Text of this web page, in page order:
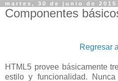
martes, 30 de junio de 2015
Componentes
Regresar
HTML5 provee básicamente
estilo y funcionalidad.